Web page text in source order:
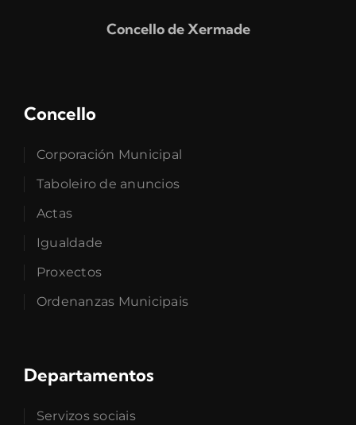
Concello de Xermade
Concello
Corporación Municipal
Taboleiro de anuncios
Actas
Igualdade
Proxectos
Ordenanzas Municipais
Departamentos
Servizos sociais